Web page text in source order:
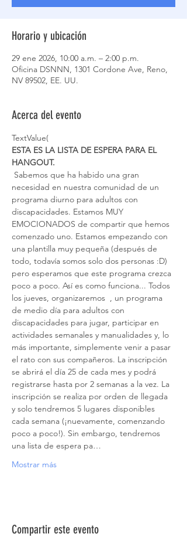
Horario y ubicación
29 ene 2026, 10:00 a.m. – 2:00 p.m.
Oficina DSNNN, 1301 Cordone Ave, Reno,
NV 89502, EE. UU.
Acerca del evento
TextValue(
ESTA ES LA LISTA DE ESPERA PARA EL
HANGOUT.
necesidad en nuestra comunidad de un
programa diurno para adultos con
discapacidades. Estamos MUY
EMOCIONADOS de compartir que hemos
comenzado uno. Estamos empezando con
una plantilla muy pequeña (después de
todo, todavía somos solo dos personas :D)
pero esperamos que este programa crezca
poco a poco. Así es como funciona... Todos
los jueves, organizaremos
, un programa
de medio día para adultos con
discapacidades para jugar, participar en
actividades semanales y manualidades y, lo
más importante, simplemente venir a pasar
el rato con sus compañeros. La inscripción
se abrirá el día 25 de cada mes y podrá
registrarse hasta por 2 semanas a la vez. La
inscripción se realiza por orden de llegada
y solo tendremos 5 lugares disponibles
cada semana (¡nuevamente, comenzando
poco a poco!). Sin embargo, tendremos
una lista de espera pa…
Mostrar más
Compartir este evento